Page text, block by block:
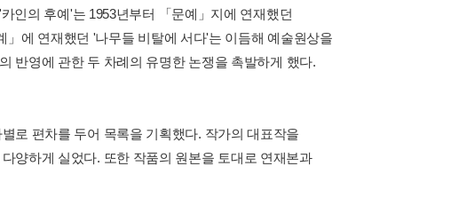
인의 후예'는 1953년부터 「문예」지에 연재했던
에 연재했던 '나무들 비탈에 서다'는 이듬해 예술원상을
반영에 관한 두 차례의 유명한 논쟁을 촉발하게 했다.
로 편차를 두어 목록을 기획했다. 작가의 대표작을
양하게 실었다. 또한 작품의 원본을 토대로 연재본과